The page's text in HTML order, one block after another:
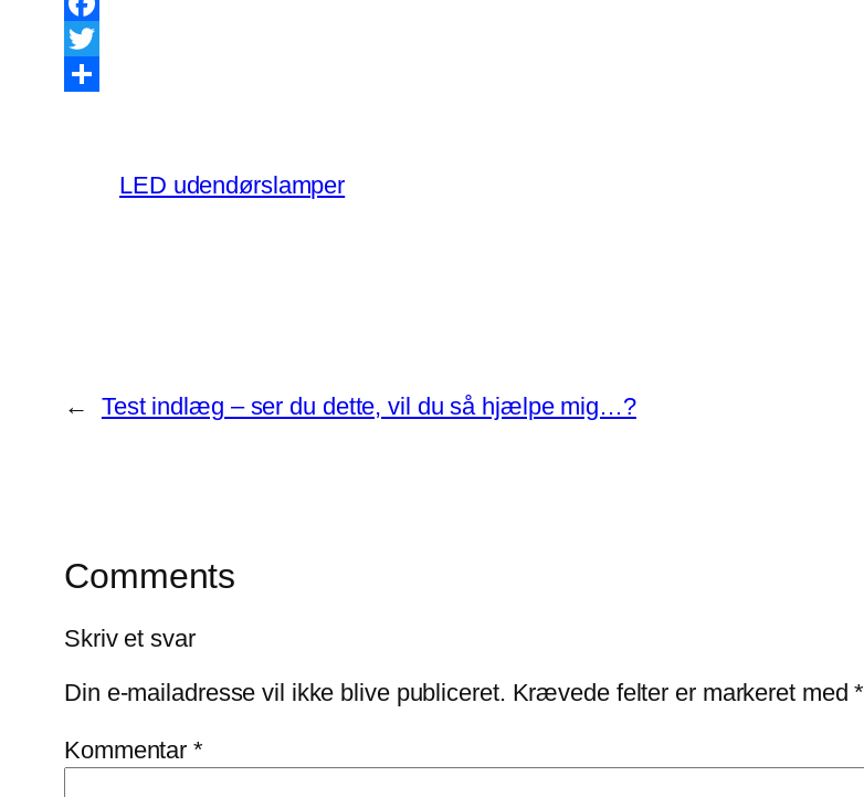
Facebook
Twitter
LED udendørslamper
← Test indlæg – ser du dette, vil du så hjælpe mig…?
Comments
Skriv et svar
Din e-mailadresse vil ikke blive publiceret. Krævede felter er markeret med*
Kommentar*